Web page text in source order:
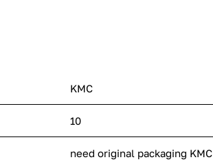
KMC
10
need original packaging KMC